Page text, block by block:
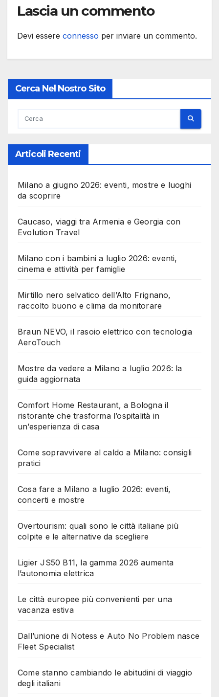
Lascia un commento
Devi essere connesso per inviare un commento.
Cerca Nel Nostro Sito
Articoli Recenti
Milano a giugno 2026: eventi, mostre e luoghi
da scoprire
Caucaso, viaggi tra Armenia e Georgia con
Evolution Travel
Milano con i bambini a luglio 2026: eventi,
cinema e attività per famiglie
Mirtillo nero selvatico dell’Alto Frignano,
raccolto buono e clima da monitorare
Braun NEVO, il rasoio elettrico con tecnologia
AeroTouch
Mostre da vedere a Milano a luglio 2026: la
guida aggiornata
Comfort Home Restaurant, a Bologna il
ristorante che trasforma l’ospitalità in
un’esperienza di casa
Come sopravvivere al caldo a Milano: consigli
pratici
Cosa fare a Milano a luglio 2026: eventi,
concerti e mostre
Overtourism: quali sono le città italiane più
colpite e le alternative da scegliere
Ligier JS50 B11, la gamma 2026 aumenta
l’autonomia elettrica
Le città europee più convenienti per una
vacanza estiva
Dall’unione di Notess e Auto No Problem nasce
Fleet Specialist
Come stanno cambiando le abitudini di viaggio
degli italiani